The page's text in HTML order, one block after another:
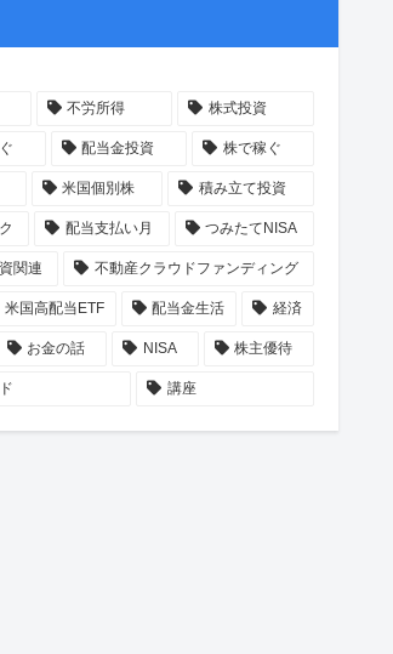
不労所得 株式投資
配当金投資 株で稼ぐ
米国個別株 積み立て投資
配当支払い月 つみたてNISA
関連 不動産クラウドファンディング
米国高配当ETF 配当金生活 経済
お金の話 NISA 株主優待
講座